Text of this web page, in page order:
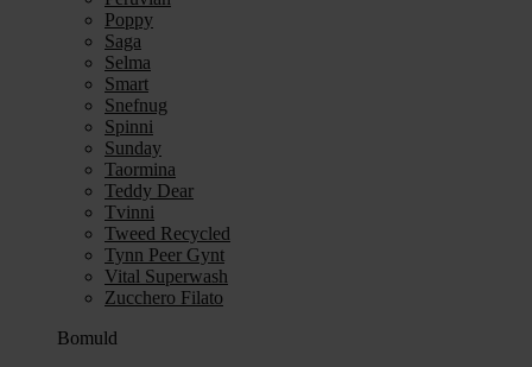
Poppy
Saga
Selma
Smart
Snefnug
Spinni
Sunday
Taormina
Teddy Dear
Tvinni
Tweed Recycled
Tynn Peer Gynt
Vital Superwash
Zucchero Filato
Bomuld